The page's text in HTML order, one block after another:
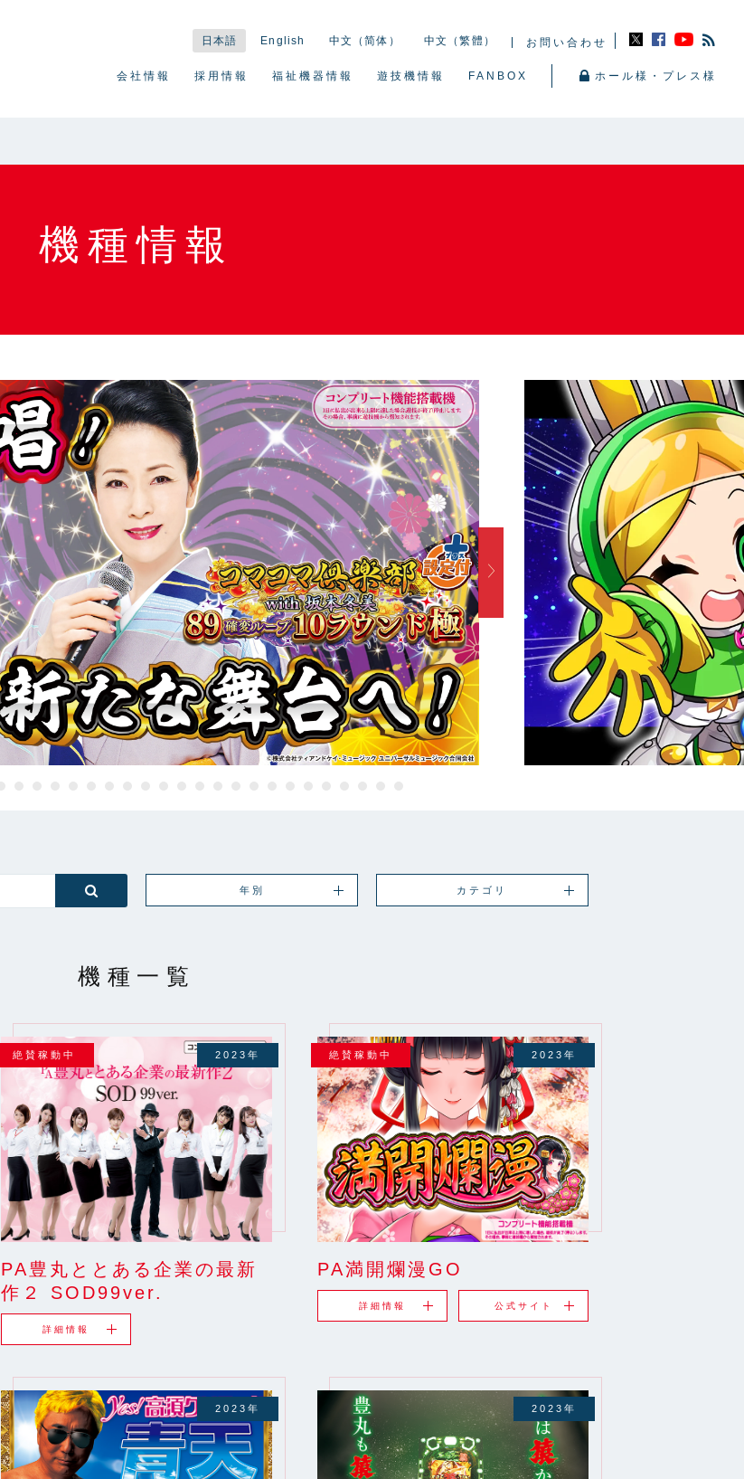
日本語 English 中文（简体） 中文（繁體） お問い合わせ
会社情報 採用情報 福祉機器情報 遊技機情報 FANBOX ホール様・プレス様
機種情報
年別 カテゴリ
機種一覧
PA豊丸ととある企業の最新
作２ SOD99ver.
絶賛稼動中 2023年
詳細情報
PA満開爛漫GO
絶賛稼動中 2023年
詳細情報 公式サイト
2023年 2023年